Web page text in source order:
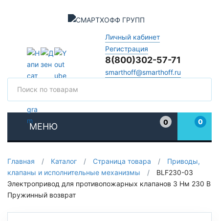
Личный кабинет
Регистрация
8(800)302-57-71
smarthoff@smarthoff.ru
МЕНЮ
0
0
Главная / Каталог / Страница товара /
Приводы,
клапаны и исполнительные механизмы
/
BLF230-03
Электропривод для противопожарных клапанов 3 Нм 230 В
Пружинный возврат